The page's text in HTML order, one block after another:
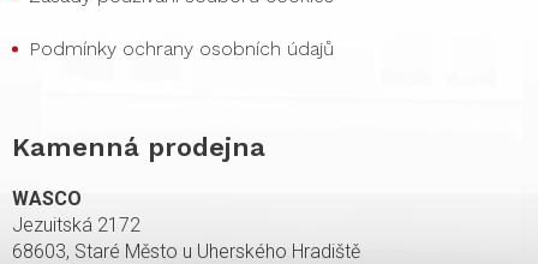
Podmínky ochrany osobních údajů
Kamenná prodejna
WASCO
Jezuitská 2172
68603, Staré Město u Uherského Hradiště